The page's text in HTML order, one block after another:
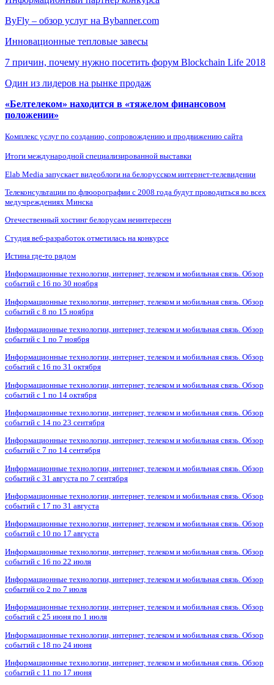
ByFly – обзор услуг на Bybanner.com
Инновационные тепловые завесы
7 причин, почему нужно посетить форум Blockchain Life 2018
Один из лидеров на рынке продаж
«Белтелеком» находится в «тяжелом финансовом
положении»
Комплекс услуг по созданию, сопровождению и продвижению сайта
Итоги международной специализированной выставки
Elab Media запускает видеоблоги на белорусском интернет-телевидении
Телеконсультации по флюорографии с 2008 года будут проводиться во всех
медучреждениях Минска
Отечественный хостинг белорусам неинтересен
Студия веб-разработок отметилась на конкурсе
Истина где-то рядом
Информационные технологии, интернет, телеком и мобильная связь. Обзор
событий с 16 по 30 ноября
Информационные технологии, интернет, телеком и мобильная связь. Обзор
событий с 8 по 15 ноября
Информационные технологии, интернет, телеком и мобильная связь. Обзор
событий с 1 по 7 ноября
Информационные технологии, интернет, телеком и мобильная связь. Обзор
событий с 16 по 31 октября
Информационные технологии, интернет, телеком и мобильная связь. Обзор
событий с 1 по 14 октября
Информационные технологии, интернет, телеком и мобильная связь. Обзор
событий с 14 по 23 сентября
Информационные технологии, интернет, телеком и мобильная связь. Обзор
событий с 7 по 14 сентября
Информационные технологии, интернет, телеком и мобильная связь. Обзор
событий с 31 августа по 7 сентября
Информационные технологии, интернет, телеком и мобильная связь. Обзор
событий с 17 по 31 августа
Информационные технологии, интернет, телеком и мобильная связь. Обзор
событий с 10 по 17 августа
Информационные технологии, интернет, телеком и мобильная связь. Обзор
событий с 16 по 22 июля
Информационные технологии, интернет, телеком и мобильная связь. Обзор
событий со 2 по 7 июля
Информационные технологии, интернет, телеком и мобильная связь. Обзор
событий с 25 июня по 1 июля
Информационные технологии, интернет, телеком и мобильная связь. Обзор
событий с 18 по 24 июня
Информационные технологии, интернет, телеком и мобильная связь. Обзор
событий с 11 по 17 июня